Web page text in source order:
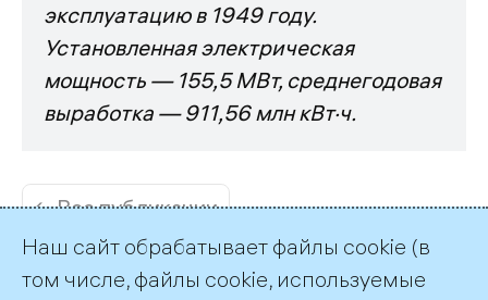
эксплуатацию в 1949 году.
Установленная электрическая
мощность — 155,5 МВт, среднегодовая
выработка — 911,56 млн кВт·ч.
← Все публикации
Наш сайт обрабатывает файлы cookie (в
том числе, файлы cookie, используемые